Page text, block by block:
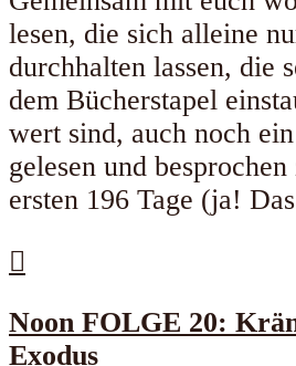
lesen, die sich alleine
durchhalten lassen, die
dem Bücherstapel
wert sind, auch noch
gelesen und
ersten 196 Tage (ja!
Noon FOLGE 20:
Exodus